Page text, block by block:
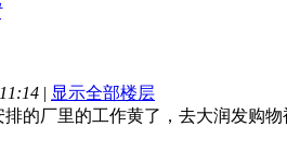
| 显示全部楼层
排的厂里的工作黄了，去大润发购